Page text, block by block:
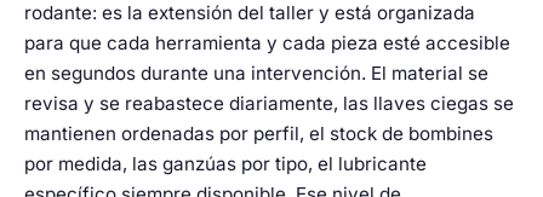
rodante: es la extensión del taller y está organizada
para que cada herramienta y cada pieza esté accesible
en segundos durante una intervención. El material se
revisa y se reabastece diariamente, las llaves ciegas se
mantienen ordenadas por perfil, el stock de bombines
por medida, las ganzúas por tipo, el lubricante